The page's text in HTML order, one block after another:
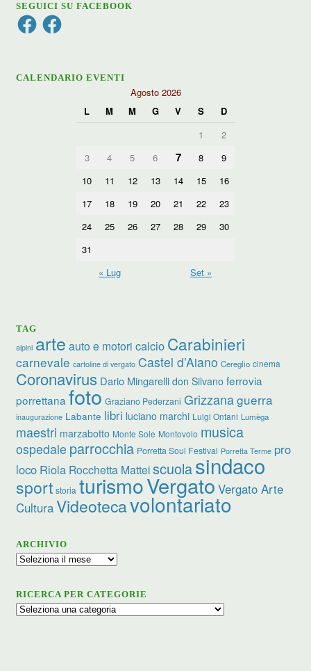
SEGUICI SU FACEBOOK
FacebookFacebook
CALENDARIO EVENTI
Agosto 2026
L
M M G V S
D
1
2
3
4 5 6 7 8
9
10
11 12 13 14 15
16
17
18 19 20 21 22
23
24
25 26 27 28 29
30
31
« Lug
Set »
TAG
alpini arte auto e motori calcio Carabinieri
carnevale cartoline di vergato Castel d’Aiano Cereglio cinema
Coronavirus Dario Mingarelli don Silvano ferrovia
porrettana foto Graziano Pederzani Grizzanaguerra
inaugurazione Labante libri luciano marchi Luigi Ontani Lumèga
maestri marzabotto Monte Sole Montovolo musica
ospedale parrocchia Porretta Soul Festival Porretta Terme pro
loco Riola Rocchetta Matteiscuolasindaco
sport storia turismoVergato Vergato Arte
CulturaVideotecavolontariato
ARCHIVIO
Archivio
RICERCA PER CATEGORIE
Ricerca